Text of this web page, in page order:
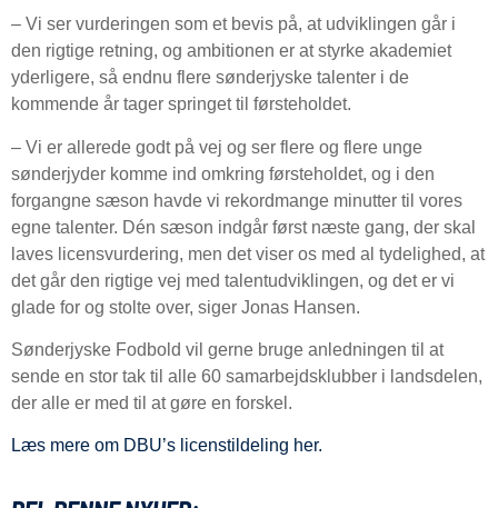
– Vi ser vurderingen som et bevis på, at udviklingen går i
den rigtige retning, og ambitionen er at styrke akademiet
yderligere, så endnu flere sønderjyske talenter i de
kommende år tager springet til førsteholdet.
– Vi er allerede godt på vej og ser flere og flere unge
sønderjyder komme ind omkring førsteholdet, og i den
forgangne sæson havde vi rekordmange minutter til vores
egne talenter. Dén sæson indgår først næste gang, der skal
laves licensvurdering, men det viser os med al tydelighed, at
det går den rigtige vej med talentudviklingen, og det er vi
glade for og stolte over, siger Jonas Hansen.
Sønderjyske Fodbold vil gerne bruge anledningen til at
sende en stor tak til alle 60 samarbejdsklubber i landsdelen,
der alle er med til at gøre en forskel.
Læs mere om DBU’s licenstildeling her.